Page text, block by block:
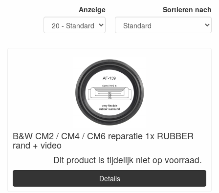
Anzeige Sortieren nach
B&W CM2 / CM4 / CM6 reparatie 1x RUBBER
rand + video
Dit product is tijdelijk niet op voorraad.
Details